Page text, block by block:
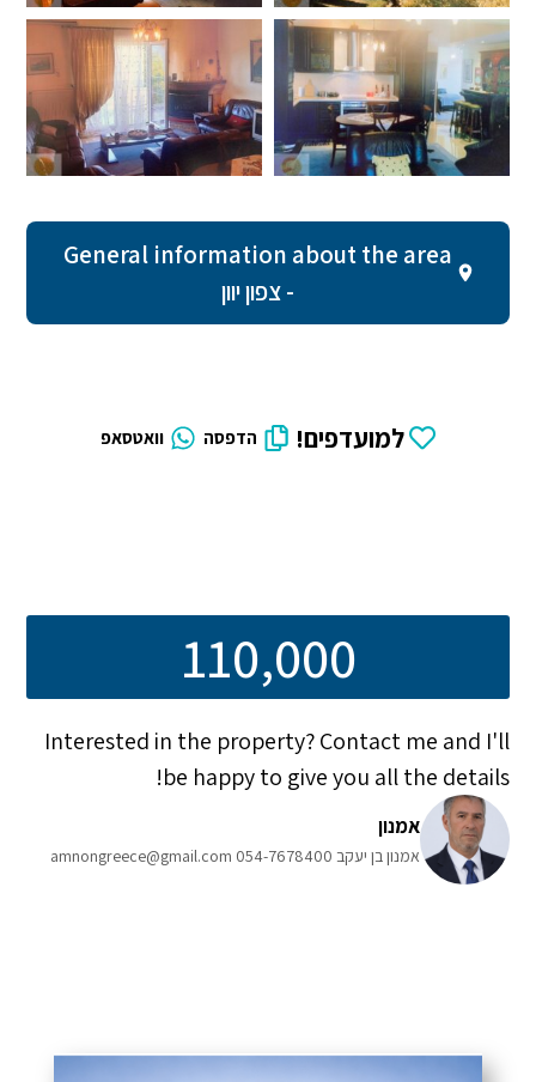
General information about the area
- צפון יוון
למועדפים! הדפסה וואטסאפ
110,000
Interested in the property? Contact me and I'll
be happy to give you all the details!
אמנון
אמנון בן יעקב 054-7678400 amnongreece@gmail.com